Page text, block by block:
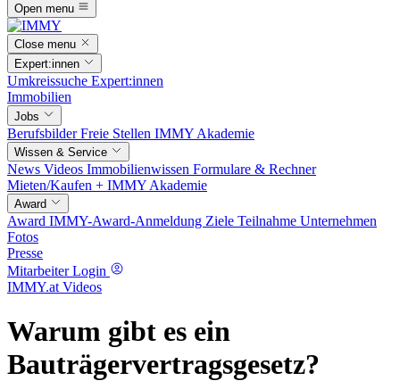
Open menu
Close menu
Expert:innen
Umkreissuche Expert:innen
Immobilien
Jobs
BerufsbilderFreie Stellen IMMY Akademie
Wissen & Service
News Videos Immobilienwissen Formulare & Rechner
Mieten/Kaufen + IMMY Akademie
Award
Award IMMY-Award-Anmeldung Ziele Teilnahme Unternehmen
Fotos
Presse
Mitarbeiter Login
IMMY.at Videos
Warum gibt es ein
Bauträgervertragsgesetz?